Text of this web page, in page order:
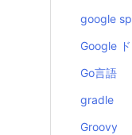
google
Google
Go言語
gradle
Groovy